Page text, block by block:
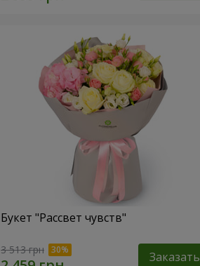
Букет "Рассвет чувств"
3 513 грн Заказать